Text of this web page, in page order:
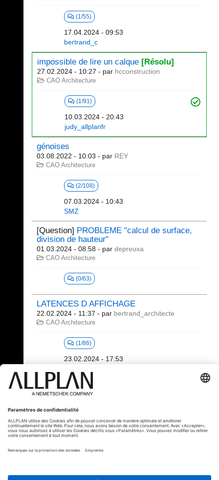
(1/55)
17.04.2024 - 09:53
bertrand_c
impossible de lire un calque [Résolu]
27.02.2024 - 10:27 - par hcconstruction
CAO Architecture
(1/91)
10.03.2024 - 20:43
judy_allplanfr
génoises
03.08.2022 - 10:03 - par REY
CAO Architecture
(2/108)
07.03.2024 - 10:43
SMZ
[Question] PROBLEME "calcul de surface,
division de hauteur"
01.03.2024 - 08:58 - par depreuxa
CAO Architecture
(0/63)
LATENCES D AFFICHAGE
22.02.2024 - 11:37 - par bertrand_architecte
CAO Architecture
(1/86)
23.02.2024 - 17:53
61 - 80 (1039)